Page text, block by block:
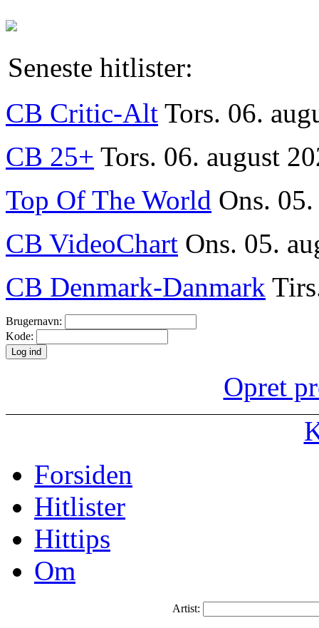
Seneste hitlister:
CB Critic-Alt Tors. 06.
CB 25+ Tors. 06. august
Top Of The World Ons.
CB VideoChart Ons. 05.
CB Denmark-Danmark
Brugernavn:
Kode:
Opret
Forsiden
Hitlister
Hittips
Om
Artist: